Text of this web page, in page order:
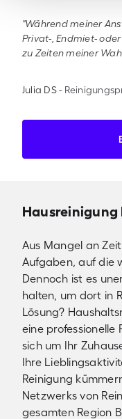
"Während meiner
Privat-, Endmiet-
zu Zeiten meiner
Julia DS-
Hausreinigung
Aus Mangel an
Aufgaben, auf die
Dennoch ist es
halten, um dort in
Lösung?
eine
sich um Ihr
Ihre
Reinigung
Netzwerks von
gesamten Region